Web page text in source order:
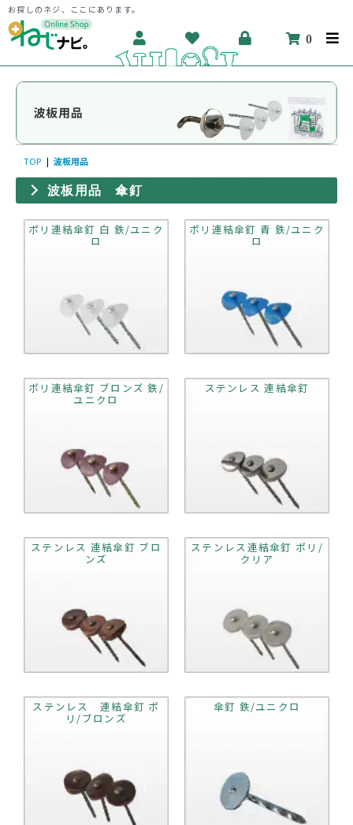
お探しのネジ、ここにあります。
0
TOP | 波板用品
波板用品 傘釘
ポリ連結傘釘 白 鉄/ユニク
ロ
ポリ連結傘釘 青 鉄/ユニク
ロ
ポリ連結傘釘 ブロンズ 鉄/
ユニクロ
ステンレス 連結傘釘
ステンレス 連結傘釘 ブロ
ンズ
ステンレス連結傘釘 ポリ/
クリア
ステンレス 連結傘釘 ポ
リ/ブロンズ
傘釘 鉄/ユニクロ